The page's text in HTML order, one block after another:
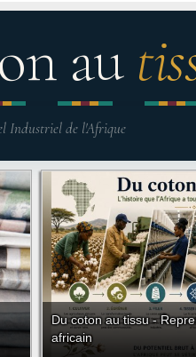
au
Industriel de l'Afrique
Du coton au tissu -
africain